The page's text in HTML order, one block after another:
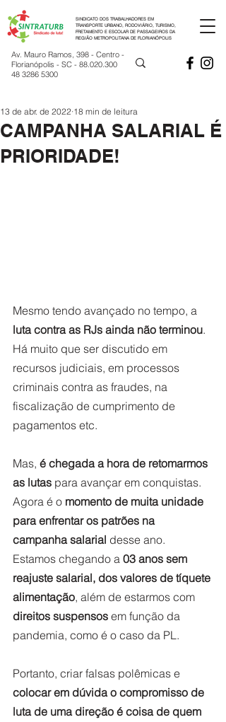
SINDICATO DOS TRABALHADORES EM
TRANSPORTE URBANO, RODOVIÁRIO, TURISMO,
FRETAMENTO E ESCOLAR DE PASSAGEIROS DA
REGIÃO METROPOLITANA DE FLORIANÓPOLIS
Av. Mauro Ramos, 398 - Centro -
Florianópolis - SC - 88.020.300
48 3286 5300
CAMPANHA SALARIAL É
PRIORIDADE!
13 de abr. de 2022 18 min de leitura
Mesmo tendo avançado no tempo, a
luta contra as RJs ainda não terminou.
Há muito que ser discutido em
recursos judiciais, em processos
criminais contra as fraudes, na
fiscalização de cumprimento de
pagamentos etc.
Mas, é chegada a hora de retomarmos
as lutas para avançar em conquistas.
Agora é o momento de muita unidade
para enfrentar os patrões na
campanha salarial desse ano.
Estamos chegando a 03 anos sem
reajuste salarial, dos valores de tíquete
alimentação, além de estarmos com
direitos suspensos em função da
pandemia, como é o caso da PL.
Portanto, criar falsas polêmicas e
colocar em dúvida o compromisso de
luta de uma direção é coisa de quem